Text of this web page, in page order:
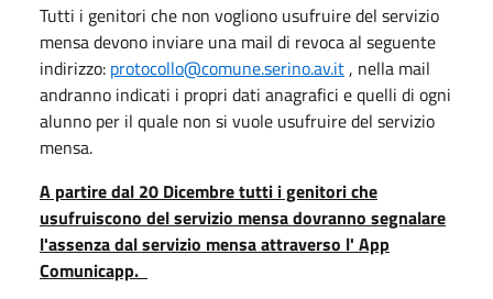
Tutti i genitori che non vogliono usufruire del servizio
mensa devono inviare una mail di revoca al seguente
indirizzo: protocollo@comune.serino.av.it , nella mail
andranno indicati i propri dati anagrafici e quelli di ogni
alunno per il quale non si vuole usufruire del servizio
mensa.
A partire dal 20 Dicembre tutti i genitori che
usufruiscono del servizio mensa dovranno segnalare
l'assenza dal servizio mensa attraverso l' App
Comunicapp.